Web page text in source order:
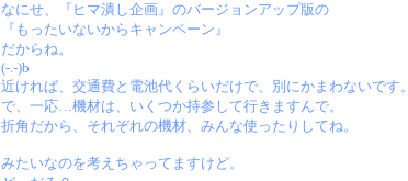
なにせ、『ヒマ潰し企画』のバージョンアップ版の
『もったいないからキャンペーン』
だからね。
(-.-)b
近ければ、交通費と電池代くらいだけで、別にかまわないです。
で、一応…機材は、いくつか持参して行きますんで。
折角だから、それぞれの機材、みんな使ったりしてね。
みたいなのを考えちゃってますけど。